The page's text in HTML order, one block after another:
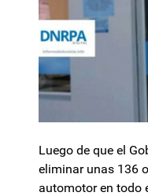
Luego de que el
eliminar unas 136
automotor en todo